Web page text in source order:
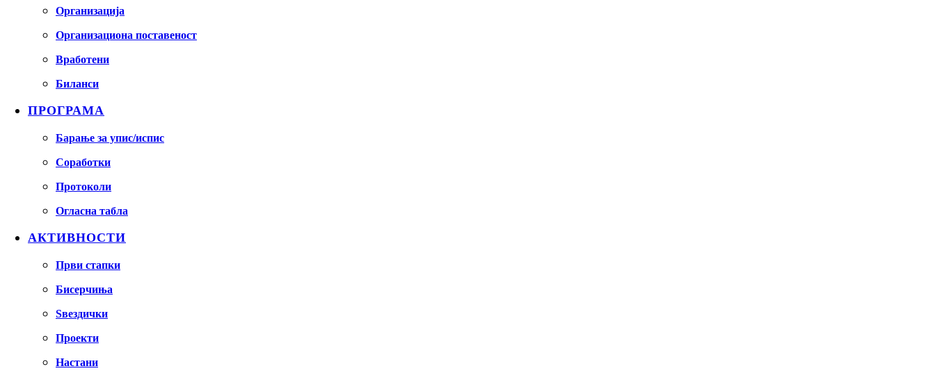
Организација
Организациона поставеност
Вработени
Биланси
ПРОГРАМА
Барање за упис/испис
Соработки
Протоколи
Огласна табла
АКТИВНОСТИ
Први стапки
Бисерчиња
Ѕвездички
Проекти
Настани